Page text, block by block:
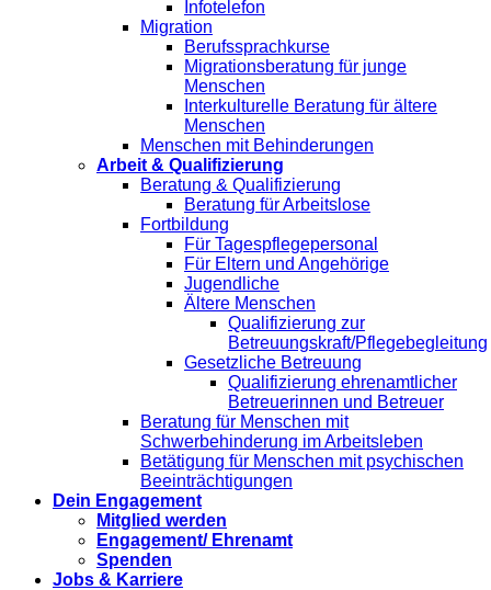
Infotelefon
Migration
Berufssprachkurse
Migrationsberatung für junge
Menschen
Interkulturelle Beratung für ältere
Menschen
Menschen mit Behinderungen
Arbeit & Qualifizierung
Beratung & Qualifizierung
Beratung für Arbeitslose
Fortbildung
Für Tagespflegepersonal
Für Eltern und Angehörige
Jugendliche
Ältere Menschen
Qualifizierung zur
Betreuungskraft/Pflegebegleitung
Gesetzliche Betreuung
Qualifizierung ehrenamtlicher
Betreuerinnen und Betreuer
Beratung für Menschen mit
Schwerbehinderung im Arbeitsleben
Betätigung für Menschen mit psychischen
Beeinträchtigungen
Dein Engagement
Mitglied werden
Engagement/ Ehrenamt
Spenden
Jobs & Karriere